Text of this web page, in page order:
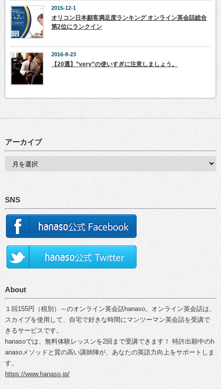
2015-12-1
オリコン日本顧客満足度ランキング オンライン英会話総合
第2位にランクイン
2016-8-23
【20選】”very”の使いすぎに注意しましょう。
アーカイブ
SNS
About
１回155円（税別）～のオンライン英会話hanaso。オンライン英会話は、
スカイプを使用して、自宅で好きな時間にマンツーマン英会話を受講で
きるサービスです。
hanasoでは、無料体験レッスンを2回まで受講できます！ 特許出願中のh
anasoメソッドと質の高い講師陣が、あなたの英語力向上をサポートしま
す。
https://www.hanaso.jp/